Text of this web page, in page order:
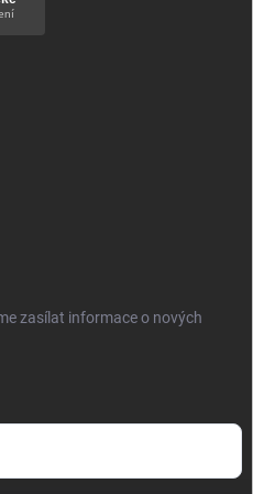
zasílat informace o nových